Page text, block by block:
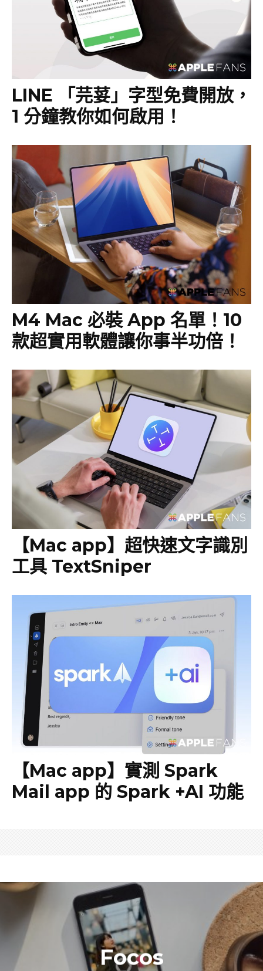
LINE 「芫荽」字型免費開放，
1 分鐘教你如何啟用！
M4 Mac 必裝 App 名單！10
款超實用軟體讓你事半功倍！
【Mac app】超快速文字識別
工具 TextSniper
【Mac app】實測 Spark
Mail app 的 Spark +AI 功能
Focos